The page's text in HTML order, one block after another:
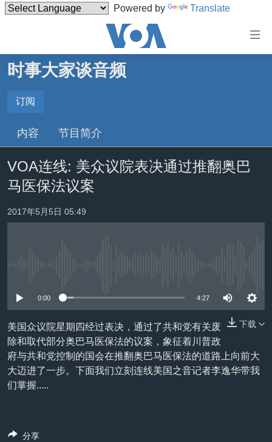
Powered by Translate
碍
到
内
容
跳
转
到
检
索
主页
美国
台湾
港澳
国际
最新国际新闻
非洲
美洲
全球议题
分类新闻
军事
劳工
环境
国会报道
美中关系
美国建国250周年
埃博拉疫情
美国之音专访
台海两岸关系
VOA今日焦点
中文广播
关注我们
其他语言网站
时事大家谈音频
订阅
Spotify
订阅
内容 节目简介
VOA连线: 美众议院表决通过推翻奥巴
马医保法议案
2017年5月5日 05:49
0:00 4:27
下载
美国众议院星期四经过表决，通过了共和党有关废
除和取代部分奥巴马医保法的议案，象征着川普政
府与共和党控制的国会在推翻奥巴马医保法的道路上向前大
大迈进了一步。下面我们立刻连线美国之音记者李逸华带我
们掌握.....
分享